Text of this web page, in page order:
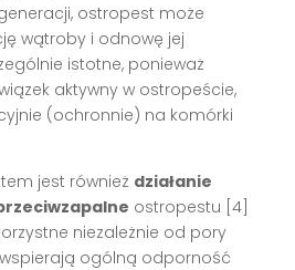
ostropest może
wątroby i odnowę jej
istotne, ponieważ
aktywny w ostropeście,
(ochronnie) na komórki
jest również działanie
ostropestu [4]
niezależnie od pory
wspierają ogólną odporność